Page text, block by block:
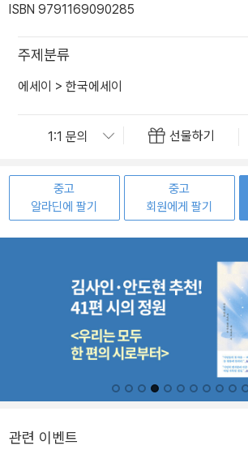
ISBN 9791169090285
주제분류
에세이 > 한국에세이
선물하기
중고
알라딘에 팔기
중고
회원에게 팔기
관련 이벤트